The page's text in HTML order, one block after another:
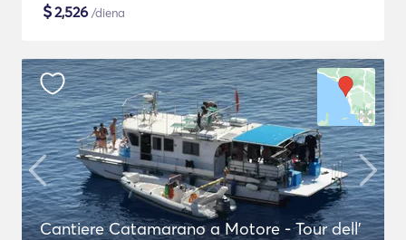
$2,526 /diena
Cantiere Catamarano a Motore - Tour dell'